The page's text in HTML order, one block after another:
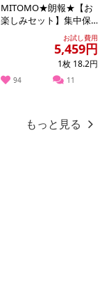
MITOMO★朗報★【お
楽しみセット】集中保
湿マスクパック100枚増
お試し費用
5,459円
1枚 18.2円
94 11
もっと見る